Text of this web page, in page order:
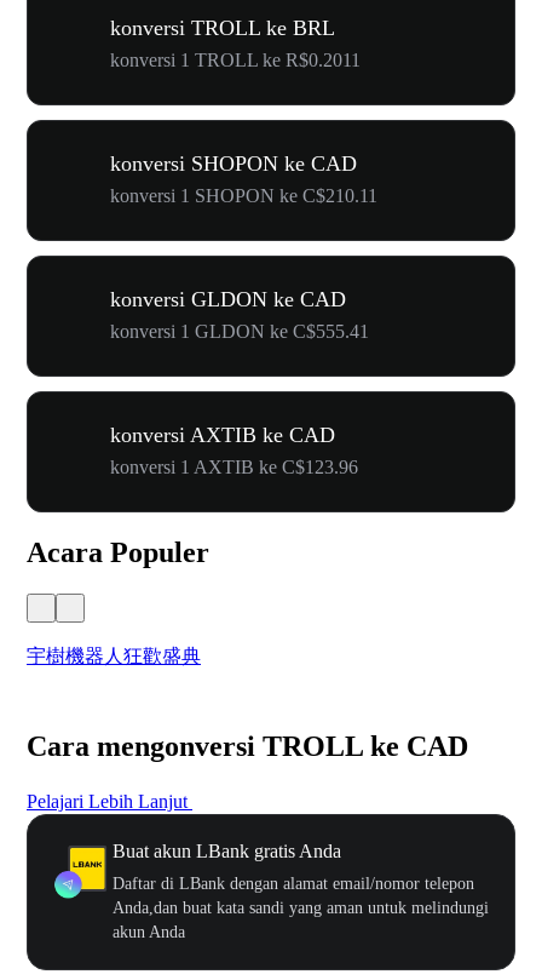
konversi TROLL ke BRL
konversi 1 TROLL ke R$0.2011
konversi SHOPON ke CAD
konversi 1 SHOPON ke C$210.11
konversi GLDON ke CAD
konversi 1 GLDON ke C$555.41
konversi AXTIB ke CAD
konversi 1 AXTIB ke C$123.96
Acara Populer
宇樹機器人狂歡盛典
Cara mengonversi TROLL ke CAD
Pelajari Lebih Lanjut
Buat akun LBank gratis Anda
Daftar di LBank dengan alamat email/nomor telepon
Anda,dan buat kata sandi yang aman untuk melindungi
akun Anda